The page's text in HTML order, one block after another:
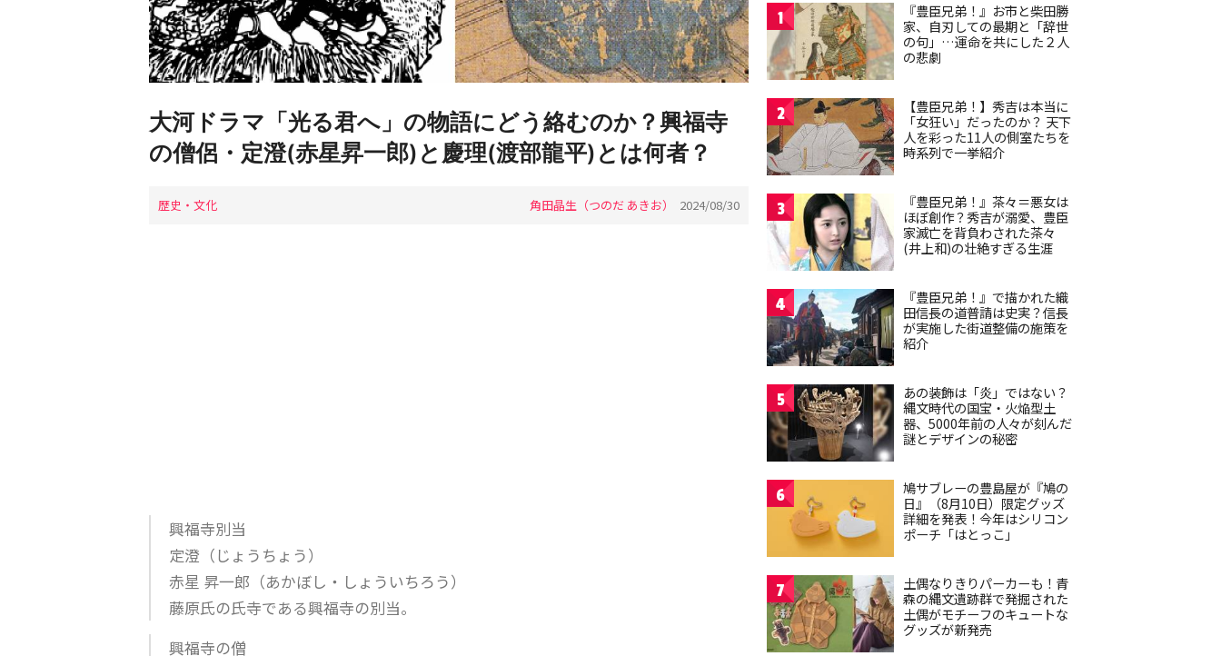
大河ドラマ「光る君へ」の物語にどう絡むのか？興福寺
の僧侶・定澄(赤星昇一郎)と慶理(渡部龍平)とは何者？
歴史・文化 角田晶生（つのだ あきお） 2024/08/30
興福寺別当
定澄（じょうちょう）
赤星 昇一郎（あかぼし・しょういちろう）
藤原氏の氏寺である興福寺の別当。
興福寺の僧
1
『豊臣兄弟！』お市と柴田勝
家、自刃しての最期と「辞世
の句」…運命を共にした２人
の悲劇
2
【豊臣兄弟！】秀吉は本当に
「女狂い」だったのか？ 天下
人を彩った11人の側室たちを
時系列で一挙紹介
3
『豊臣兄弟！』茶々＝悪女は
ほぼ創作？秀吉が溺愛、豊臣
家滅亡を背負わされた茶々
(井上和)の壮絶すぎる生涯
4
『豊臣兄弟！』で描かれた織
田信長の道普請は史実？信長
が実施した街道整備の施策を
紹介
5
あの装飾は「炎」ではない？
縄文時代の国宝・火焔型土
器、5000年前の人々が刻んだ
謎とデザインの秘密
6
鳩サブレーの豊島屋が『鳩の
日』（8月10日）限定グッズ
詳細を発表！今年はシリコン
ポーチ「はとっこ」
7
土偶なりきりパーカーも！青
森の縄文遺跡群で発掘された
土偶がモチーフのキュートな
グッズが新発売